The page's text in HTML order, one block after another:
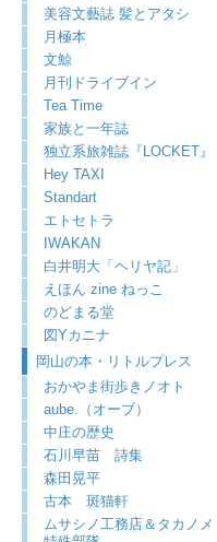
美容文藝誌 髪とアタシ
月極本
文鯨
月刊ドライブイン
Tea Time
家族と一年誌
独立系旅雑誌『LOCKET』
Hey TAXI
Standart
エトセトラ
IWAKAN
白井明大「ヘリヤ記」
えほん zine ねっこ
のどまる堂
図Yカニナ
岡山の本・リトルプレス
おかやま街歩きノオト
aube.（オーブ）
中庄の歴史
石川早苗 詩集
森田晃平
古本 斑猫軒
ムサシノ工務店＆タカノメ